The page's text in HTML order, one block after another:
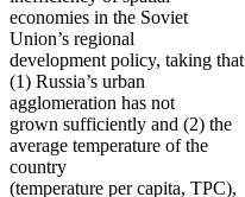
economies in the Soviet
Union’s regional
development policy, taking that
(1) Russia’s urban
agglomeration has not
grown sufficiently and (2) the
average temperature of the
country
(temperature per capita, TPC),